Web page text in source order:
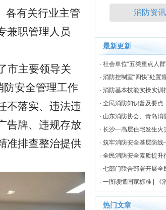
各有关行业主管
兼职管理人员
市主要领导关
防安全管理工作
不落实、违法违
告牌、违规存放
准排查整治提供
消防资讯
最新更新
· 社会单位“五类重点人
责
· 消防控制室“四快”处置
知”评价标准
· 消防基本技能实操实训
· 全民消防知识普及要点
· 山东消防协会、青岛消
市消防协会开展调研交流
· 长沙一高层住宅发生火
伤
· 筑牢消防安全基层防
家桥镇专职消防队正式
· 全民消防安全素质提升
（2026—2030年）
· 七部门联合部署开展全
质提升行动
· 一图读懂国家标准 | 《
第3部分：设置要求》
热门文章